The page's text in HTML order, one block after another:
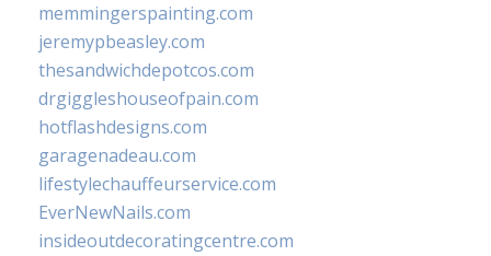
memmingerspainting.com
jeremypbeasley.com
thesandwichdepotcos.com
drgiggleshouseofpain.com
hotflashdesigns.com
garagenadeau.com
lifestylechauffeurservice.com
EverNewNails.com
insideoutdecoratingcentre.com